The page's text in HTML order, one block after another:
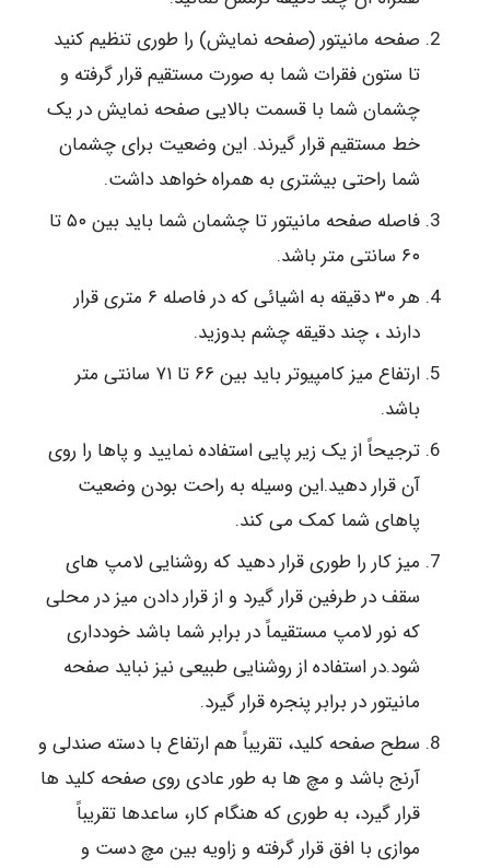
صفحه مانیتور (صفحه نمایش) را طوری تنظیم کنید
تا ستون فقرات شما به صورت مستقیم قرار گرفته و
چشمان شما با قسمت بالایی صفحه نمایش در یک
خط مستقیم قرار گیرند. این وضعیت برای چشمان
شما راحتی بیشتری به همراه خواهد داشت.
فاصله صفحه مانیتور تا چشمان شما باید بین ۵۰ تا
۶۰ سانتی متر باشد.
هر ۳۰ دقیقه به اشیائی که در فاصله ۶ متری قرار
دارند ، چند دقیقه چشم بدوزید.
ارتفاع میز کامپیوتر باید بین ۶۶ تا ۷۱ سانتی متر
باشد.
ترجیحاً از یک زیر پایی استفاده نمایید و پاها را روی
آن قرار دهید.این وسیله به راحت بودن وضعیت
پاهای شما کمک می کند.
میز کار را طوری قرار دهید که روشنایی لامپ های
سقف در طرفین قرار گیرد و از قرار دادن میز در محلی
که نور لامپ مستقیماً در برابر شما باشد خودداری
شود.در استفاده از روشنایی طبیعی نیز نباید صفحه
مانیتور در برابر پنجره قرار گیرد.
سطح صفحه کلید، تقریباً هم ارتفاع با دسته صندلی و
آرنج باشد و مچ ها به طور عادی روی صفحه کلید ها
قرار گیرد، به طوری که هنگام کار، ساعدها تقریباً
موازی با افق قرار گرفته و زاویه بین مچ دست و